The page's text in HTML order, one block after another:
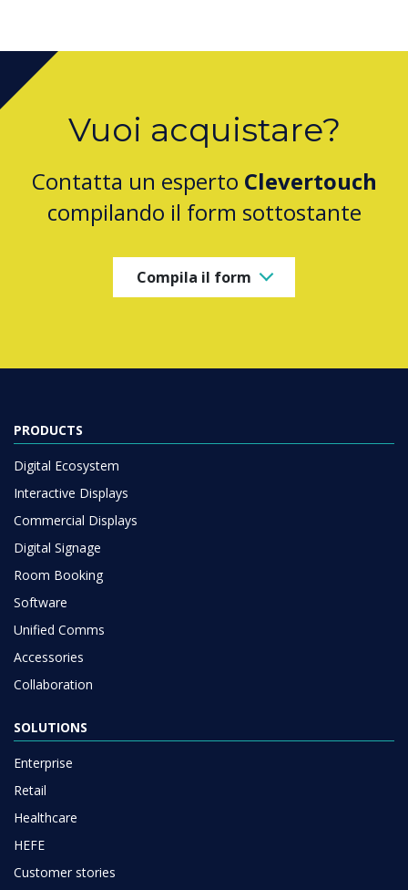
Vuoi acquistare?
Contatta un esperto Clevertouch
compilando il form sottostante
Compila il form
PRODUCTS
Digital Ecosystem
Interactive Displays
Commercial Displays
Digital Signage
Room Booking
Software
Unified Comms
Accessories
Collaboration
SOLUTIONS
Enterprise
Retail
Healthcare
HEFE
Customer stories